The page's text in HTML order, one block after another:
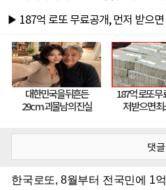
댓글